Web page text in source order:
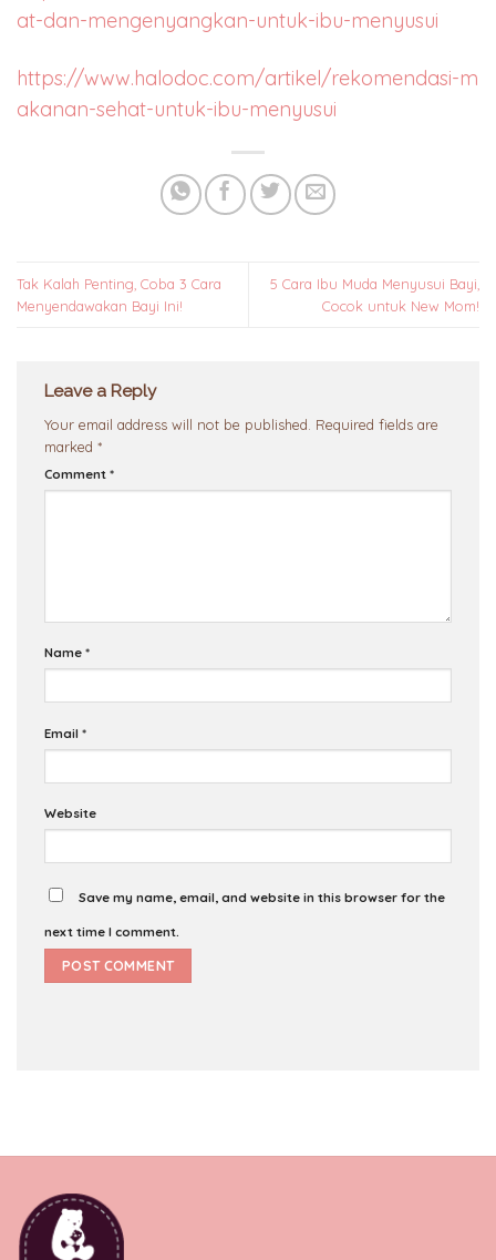
at-dan-mengenyangkan-untuk-ibu-menyusui
https://www.halodoc.com/artikel/rekomendasi-m
akanan-sehat-untuk-ibu-menyusui
Tak Kalah Penting, Coba 3 Cara
Menyendawakan Bayi Ini!
5 Cara Ibu Muda Menyusui Bayi,
Cocok untuk New Mom!
Leave a Reply
Your email address will not be published. Required fields are
marked *
Comment *
Name *
Email *
Website
Save my name, email, and website in this browser for the
next time I comment.